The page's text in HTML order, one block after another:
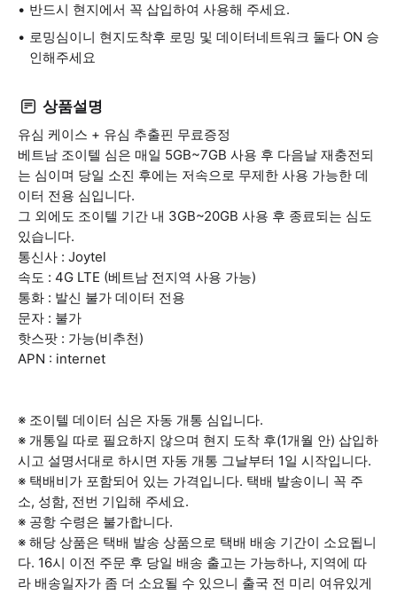
반드시 현지에서 꼭 삽입하여 사용해 주세요.
로밍심이니 현지도착후 로밍 및 데이터네트워크 둘다 ON 승
인해주세요
상품설명
유심 케이스 + 유심 추출핀 무료증정
베트남 조이텔 심은 매일 5GB~7GB 사용 후 다음날 재충전되
는 심이며 당일 소진 후에는 저속으로 무제한 사용 가능한 데
이터 전용 심입니다.
그 외에도 조이텔 기간 내 3GB~20GB 사용 후 종료되는 심도
있습니다.
통신사 : Joytel
속도 : 4G LTE (베트남 전지역 사용 가능)
통화 : 발신 불가 데이터 전용
문자 : 불가
핫스팟 : 가능(비추천)
APN : internet
※ 조이텔 데이터 심은 자동 개통 심입니다.
※ 개통일 따로 필요하지 않으며 현지 도착 후(1개월 안) 삽입하
시고 설명서대로 하시면 자동 개통 그날부터 1일 시작입니다.
※ 택배비가 포함되어 있는 가격입니다. 택배 발송이니 꼭 주
소, 성함, 전번 기입해 주세요.
※ 공항 수령은 불가합니다.
※ 해당 상품은 택배 발송 상품으로 택배 배송 기간이 소요됩니
다. 16시 이전 주문 후 당일 배송 출고는 가능하나, 지역에 따
라 배송일자가 좀 더 소요될 수 있으니 출국 전 미리 여유있게